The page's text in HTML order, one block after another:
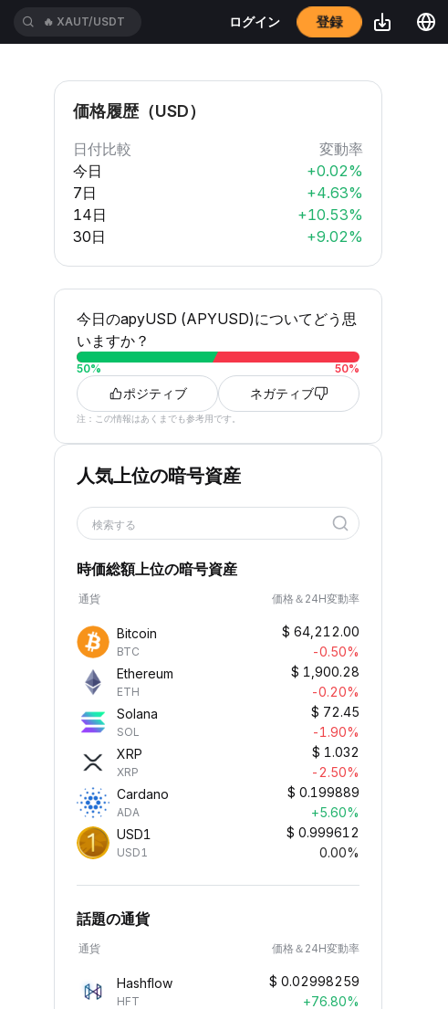
ログイン 登録
価格履歴（USD）
日付比較
変動率
今日
+0.02%
7日
+4.63%
14日
+10.53%
30日
+9.02%
今日のapyUSD (APYUSD)についてどう思
いますか？
50% 50%
ポジティブ ネガティブ
注：この情報はあくまでも参考用です。
人気上位の暗号資産
検索する
時価総額上位の暗号資産
通貨 価格＆24H変動率
Bitcoin
BTC
$ 64,212.00
-0.50%
Ethereum
ETH
$ 1,900.28
-0.20%
Solana
SOL
$ 72.45
-1.90%
XRP
XRP
$ 1.032
-2.50%
Cardano
ADA
$ 0.199889
+5.60%
USD1
USD1
$ 0.999612
0.00%
話題の通貨
通貨 価格＆24H変動率
Hashflow
HFT
$ 0.02998259
+76.80%